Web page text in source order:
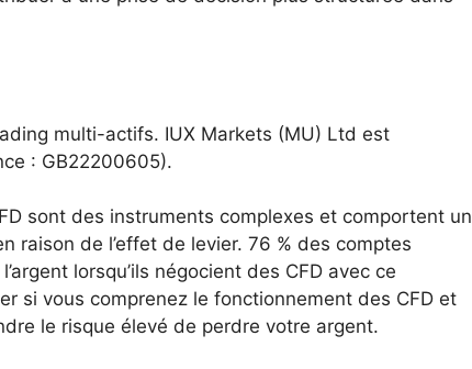
multi-actifs. IUX Markets (MU) Ltd est
: GB22200605).
sont des instruments complexes et comportent un
raison de l’effet de levier. 76 % des comptes
lorsqu’ils négocient des CFD avec ce
si vous comprenez le fonctionnement des CFD et
le risque élevé de perdre votre argent.